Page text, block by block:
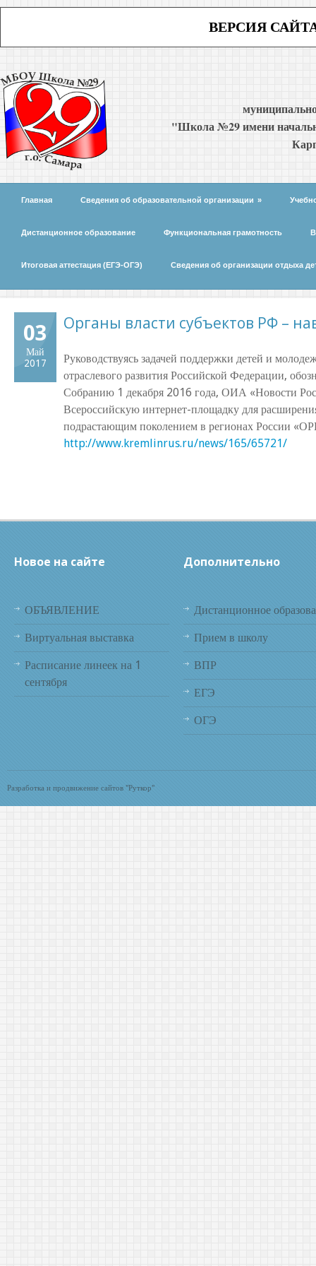
ВЕРСИЯ
"Школа №29 имени
Главная Сведения об образовательной организации »
Дистанционное образование Функциональная грамотность
Итоговая аттестация (ЕГЭ-ОГЭ) Сведения об организации отдыха
03
Май
2017
Органы власти субъектов РФ –
Руководствуясь задачей поддержки детей и
отраслевого развития Российской Федерации,
Собранию 1 декабря 2016 года, ОИА «Новости
Всероссийскую интернет-площадку для
подрастающим поколением в регионах
http://www.kremlinrus.ru/news/165/65721/
Новое на сайте
ОБЪЯВЛЕНИЕ
Виртуальная выставка
Расписание линеек на 1
сентября
Дополнительно
Дистанционное
Прием в школу
ВПР
ЕГЭ
ОГЭ
Разработка и продвижение сайтов "Руткор"